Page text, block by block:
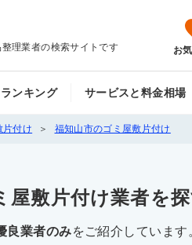
理業者の検索サイトです
お
ランキング サービスと料金相場
片付け 福知山市のゴミ屋敷片付け
屋敷片付け業者を
良業者のみをご紹介しています